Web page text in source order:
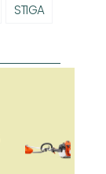
STIGA